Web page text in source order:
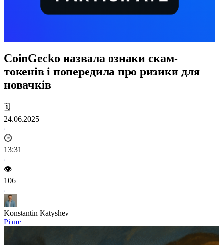
CoinGecko назвала ознаки скам-
токенів і попередила про ризики для
новачків
🗓️
24.06.2025
🕒
13:31
👁️
106
Konstantin Katyshev
Різне